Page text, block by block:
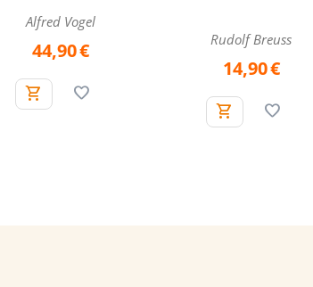
Alfred Vogel
44,90€ Rudolf Breuss
14,90€